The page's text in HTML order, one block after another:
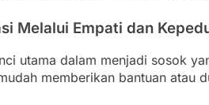
Melalui Empati dan
utama dalam menjadi sosok
memberikan bantuan atau